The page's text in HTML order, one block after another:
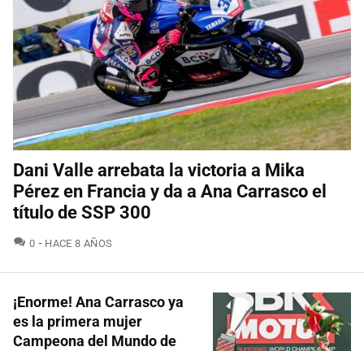
Dani Valle arrebata la victoria a Mika
Pérez en Francia y da a Ana Carrasco el
título de SSP 300
0 COMENTARIOS
HACE 8 AÑOS
¡Enorme! Ana Carrasco ya
es la primera mujer
Campeona del Mundo de